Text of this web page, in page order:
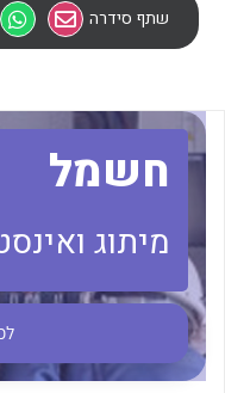
לכל מוצרי היצרן
שתף סידרה
חשמל
מיתוג